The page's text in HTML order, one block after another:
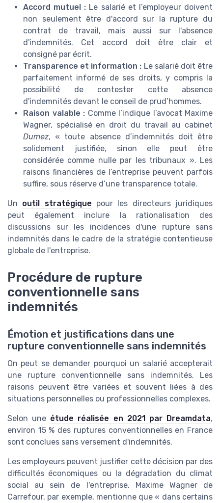
Accord mutuel : Le salarié et l’employeur doivent
non seulement être d'accord sur la rupture du
contrat de travail, mais aussi sur l'absence
d'indemnités. Cet accord doit être clair et
consigné par écrit.
Transparence et information : Le salarié doit être
parfaitement informé de ses droits, y compris la
possibilité de contester cette absence
d'indemnités devant le conseil de prud’hommes.
Raison valable : Comme l’indique l’avocat Maxime
Wagner, spécialisé en droit du travail au cabinet
Dumez, « toute absence d’indemnités doit être
solidement justifiée, sinon elle peut être
considérée comme nulle par les tribunaux ». Les
raisons financières de l’entreprise peuvent parfois
suffire, sous réserve d’une transparence totale.
Un outil stratégique pour les directeurs juridiques
peut également inclure la rationalisation des
discussions sur les incidences d'une rupture sans
indemnités dans le cadre de la stratégie contentieuse
globale de l'entreprise.
Procédure de rupture
conventionnelle sans
indemnités
Émotion et justifications dans une
rupture conventionnelle sans indemnités
On peut se demander pourquoi un salarié accepterait
une rupture conventionnelle sans indemnités. Les
raisons peuvent être variées et souvent liées à des
situations personnelles ou professionnelles complexes.
Selon une étude réalisée en 2021 par Dreamdata,
environ 15 % des ruptures conventionnelles en France
sont conclues sans versement d'indemnités.
Les employeurs peuvent justifier cette décision par des
difficultés économiques ou la dégradation du climat
social au sein de l'entreprise. Maxime Wagner de
Carrefour, par exemple, mentionne que « dans certains